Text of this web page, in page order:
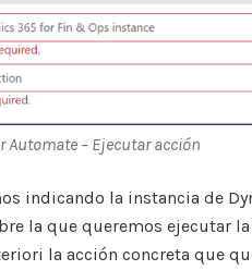
Automate – Ejecutar acción
indicando la instancia de
la que queremos ejecutar
la acción concreta que